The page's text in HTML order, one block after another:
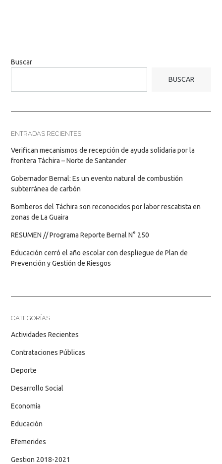
Buscar
BUSCAR
ENTRADAS RECIENTES
Verifican mecanismos de recepción de ayuda solidaria por la
frontera Táchira – Norte de Santander
Gobernador Bernal: Es un evento natural de combustión
subterránea de carbón
Bomberos del Táchira son reconocidos por labor rescatista en
zonas de La Guaira
RESUMEN // Programa Reporte Bernal N° 250
Educación cerró el año escolar con despliegue de Plan de
Prevención y Gestión de Riesgos
CATEGORÍAS
Actividades Recientes
Contrataciones Públicas
Deporte
Desarrollo Social
Economía
Educación
Efemerides
Gestion 2018-2021